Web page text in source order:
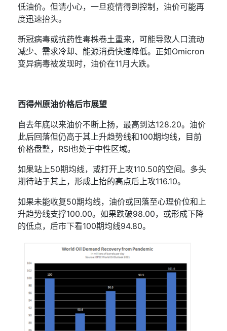
低油价。但请小心，一旦疫情得到控制，油价可能再
度迅速抬头。
新冠病毒或抗药性毒株卷土重来，可能导致人口流动
减少、需求冷却、能源消费快速降低。正如Omicron
变异病毒被发现时，油价在11月大跌。
西得州原油价格后市展望
自去年底以来油价不断上扬，最高到达128.20。油价
此后回落但仍高于其上升趋势线和100期均线，目前
价格盘整， RSI也处于中性区域。
如果站上50期均线，或打开上攻110.50的空间。多头
期待站于其上，形成上抬的高点后上攻116.10。
如果未能收复50期均线，油价或回落至心理价位和上
升趋势线支撑100.00。如果跌破98.00，或形成下降
的低点，后市下看100期均线94.80。